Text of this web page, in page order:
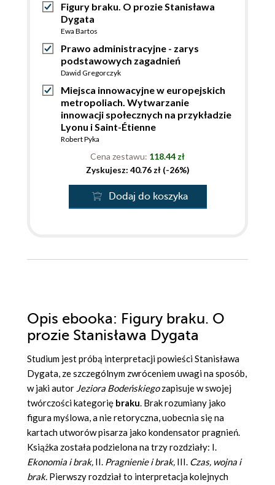
Figury braku. O prozie Stanisława
Dygata
Ewa Bartos
Prawo administracyjne - zarys
podstawowych zagadnień
Dawid Gregorczyk
Miejsca innowacyjne w europejskich
metropoliach. Wytwarzanie
innowacji społecznych na przykładzie
Lyonu i Saint-Étienne
Robert Pyka
Cena zestawu: 118.44 zł
Zyskujesz: 40.76 zł (-26%)
Dodaj do koszyka
Opis ebooka: Figury braku. O
prozie Stanisława Dygata
Studium jest próbą interpretacji powieści Stanisława
Dygata, ze szczególnym zwróceniem uwagi na sposób,
w jaki autor Jeziora Bodeńskiegozapisuje w swojej
twórczości kategorię braku. Brak rozumiany jako
figura myślowa, a nie retoryczna, uobecnia się na
kartach utworów pisarza jako kondensator pragnień.
Książka została podzielona na trzy rozdziały: I.
Ekonomia i brak, II. Pragnienie i brak, III. Czas, wojna i
brak. Pierwszy rozdział to interpretacja kolejnych